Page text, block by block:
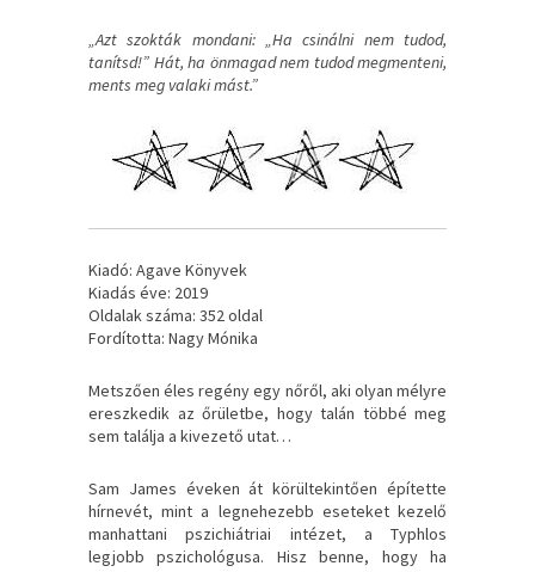
„Azt szokták mondani: „Ha csinálni nem tudod,
tanítsd!” Hát, ha önmagad nem tudod megmenteni,
ments meg valaki mást.”
Kiadó: Agave Könyvek
Kiadás éve: 2019
Oldalak száma: 352 oldal
Fordította: Nagy Mónika
Metszően ​éles regény egy nőről, aki olyan mélyre
ereszkedik az őrületbe, hogy talán többé meg
sem találja a kivezető utat…
Sam James éveken át körültekintően építette
hírnevét, mint a legnehezebb eseteket kezelő
manhattani pszichiátriai intézet, a Typhlos
legjobb pszichológusa. Hisz benne, hogy ha